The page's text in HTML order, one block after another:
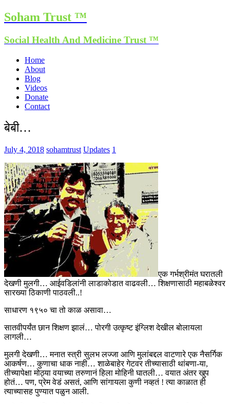
Soham Trust ™
Social Health And Medicine Trust ™
Home
About
Blog
Videos
Donate
Contact
बेबी…
July 4, 2018 sohamtrust Updates 1
एक गर्भश्रीमंत घरातली
देखणी मुलगी… आईवडिलांनी लाडाकोडात वाढवली… शिक्षणासाठी महाबळेश्वर
सारख्या ठिकाणी पाठवली..!
साधारण १९५० चा तो काळ असावा…
सातवीपर्यंत छान शिक्षण झालं… पोरगी उत्कृष्ट इंग्लिश देखील बोलायला
लागली…
मुलगी देखणी… मनात स्त्री सुलभ लज्जा आणि मुलांबद्दल वाटणारे एक नैसर्गिक
आकर्षण… कुणाचा धाक नाही… शाळेबाहेर गेटवर तीच्यासाठी थांबणा-या,
तीच्यापेक्षा मोठ्या वयाच्या तरुणानं हिला मोहिनी घातली… वयात अंतर खुप
होतं… पण, प्रेम वेडं असतं, आणि सांगायला कुणी नव्हतं ! त्या काळात ही
त्याच्यासह पुण्यात पळुन आली.